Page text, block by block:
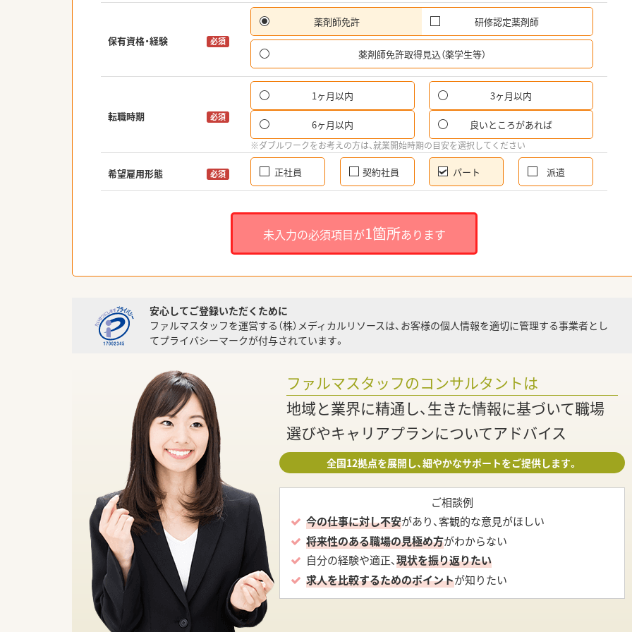
保有資格・経験 必須
薬剤師免許 研修認定薬剤師
薬剤師免許取得見込（薬学生等）
転職時期 必須
1ヶ月以内 3ヶ月以内
6ヶ月以内 良いところがあれば
※ダブルワークをお考えの方は、就業開始時期の目安を選択してください
希望雇用形態 必須 正社員 契約社員 パート 派遣
未入力の必須項目が1箇所あります
安心してご登録いただくために
ファルマスタッフを運営する（株）メディカルリソースは、お客様の個人情報を適切に管理する事業者とし
てプライバシーマークが付与されています。
ファルマスタッフのコンサルタントは
地域と業界に精通し、生きた情報に基づいて職場
選びやキャリアプランについてアドバイス
全国12拠点を展開し、細やかなサポートをご提供します。
ご相談例
今の仕事に対し不安があり、客観的な意見がほしい
将来性のある職場の見極め方がわからない
自分の経験や適正、現状を振り返りたい
求人を比較するためのポイントが知りたい